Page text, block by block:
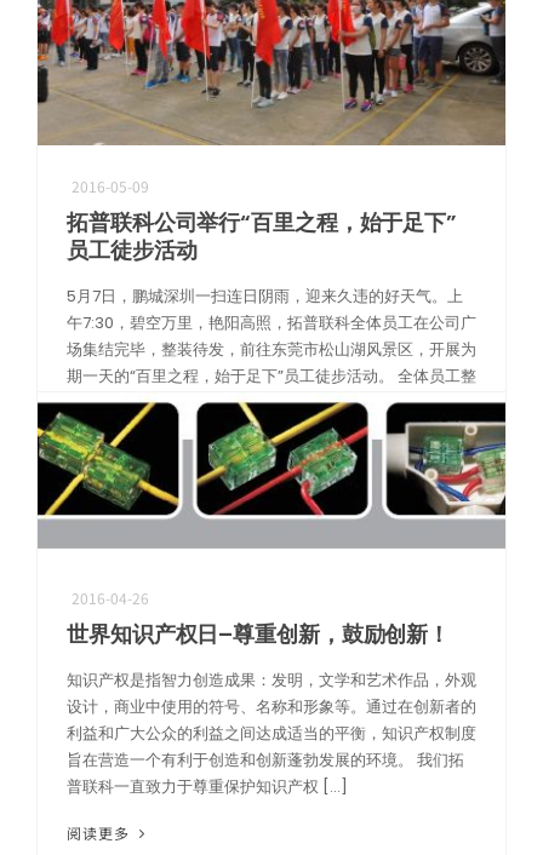
2016-05-09
拓普联科公司举行“百里之程，始于足下”
员工徒步活动
5月7日，鹏城深圳一扫连日阴雨，迎来久违的好天气。上
午7:30，碧空万里，艳阳高照，拓普联科全体员工在公司广
场集结完毕，整装待发，前往东莞市松山湖风景区，开展为
期一天的“百里之程，始于足下”员工徒步活动。 全体员工整
装待发 肖总发表讲话，鼓 […]
阅读更多
2016-04-26
世界知识产权日–尊重创新，鼓励创新！
知识产权是指智力创造成果：发明，文学和艺术作品，外观
设计，商业中使用的符号、名称和形象等。通过在创新者的
利益和广大公众的利益之间达成适当的平衡，知识产权制度
旨在营造一个有利于创造和创新蓬勃发展的环境。 我们拓
普联科一直致力于尊重保护知识产权 […]
阅读更多